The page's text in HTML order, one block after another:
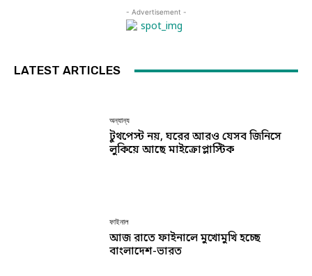
- Advertisement -
LATEST ARTICLES
অন্যান্য
টুথপেস্ট নয়, ঘরের আরও যেসব জিনিসে
লুকিয়ে আছে মাইক্রোপ্লাস্টিক
ফাইনাল
আজ রাতে ফাইনালে মুখোমুখি হচ্ছে
বাংলাদেশ-ভারত